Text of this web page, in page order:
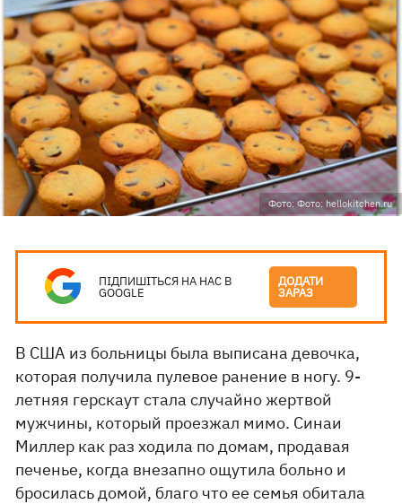
Фото: Фото: hellokitchen.ru
ПІДПИШІТЬСЯ НА НАС В
GOOGLE
ДОДАТИ
ЗАРАЗ
В США из больницы была выписана девочка,
которая получила пулевое ранение в ногу. 9-
летняя герскаут стала случайно жертвой
мужчины, который проезжал мимо. Синаи
Миллер как раз ходила по домам, продавая
печенье, когда внезапно ощутила больно и
бросилась домой, благо что ее семья обитала